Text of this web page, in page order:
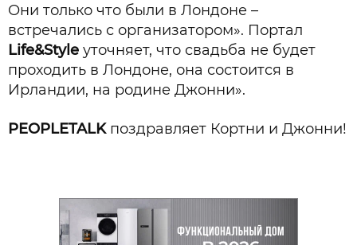
Они только что были в Лондоне –
встречались с организатором». Портал
Life&Style уточняет, что свадьба не будет
проходить в Лондоне, она состоится в
Ирландии, на родине Джонни».
PEOPLETALK поздравляет Кортни и Джонни!